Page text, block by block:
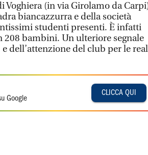
Voghiera (in via Girolamo da
biancazzurra e della società
studenti presenti. È infatti
bambini. Un ulteriore segnale
dell’attenzione del club per le
Google
CLICCA QUI